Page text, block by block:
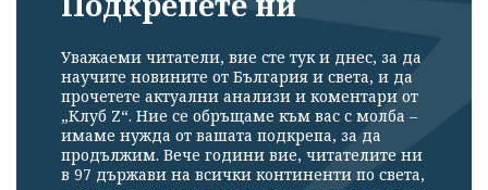
Уважаеми читатели, вие сте тук и днес, за да
научите новините от България и света, и да
прочетете актуални анализи и коментари от
„Клуб Z“. Ние се обръщаме към вас с молба –
имаме нужда от вашата подкрепа, за да
продължим. Вече години вие, читателите ни
в 97 държави на всички континенти по света,